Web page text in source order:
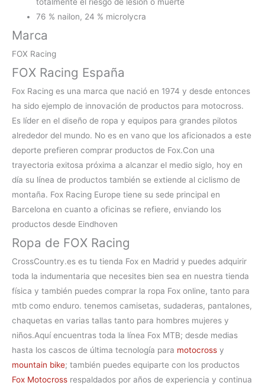
totalmente el riesgo de lesión o muerte
76 % nailon, 24 % microlycra
Marca
FOX Racing
FOX Racing España
Fox Racing es una marca que nació en 1974 y desde entonces
ha sido ejemplo de innovación de productos para motocross.
Es líder en el diseño de ropa y equipos para grandes pilotos
alrededor del mundo. No es en vano que los aficionados a este
deporte prefieren comprar productos de Fox.Con una
trayectoria exitosa próxima a alcanzar el medio siglo, hoy en
día su línea de productos también se extiende al ciclismo de
montaña. Fox Racing Europe tiene su sede principal en
Barcelona en cuanto a oficinas se refiere, enviando los
productos desde Eindhoven
Ropa de FOX Racing
CrossCountry.es es tu tienda Fox en Madrid y puedes adquirir
toda la indumentaria que necesites bien sea en nuestra tienda
física y también puedes comprar la ropa Fox online, tanto para
mtb como enduro. tenemos camisetas, sudaderas, pantalones,
chaquetas en varias tallas tanto para hombres mujeres y
niños.Aquí encuentras toda la línea Fox MTB; desde medias
hasta los cascos de última tecnología para motocross y
mountain bike; también puedes equiparte con los productos
Fox Motocross respaldados por años de experiencia y continua